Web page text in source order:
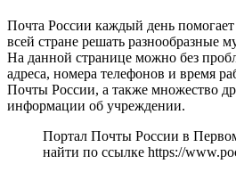
Почта России каждый день
всей стране решать разнообразные
На данной странице можно без
адреса, номера телефонов и время
Почты России, а также множество
информации об учреждении.
Портал Почты России в
найти по ссылке https://